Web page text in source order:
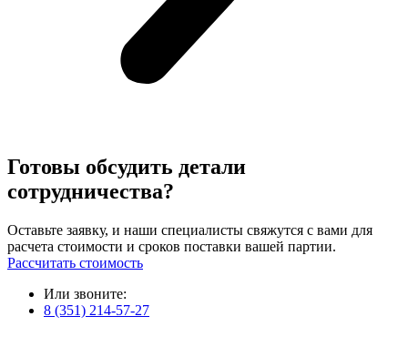
Готовы обсудить детали
сотрудничества?
Оставьте заявку, и наши специалисты свяжутся с вами для
расчета стоимости и сроков поставки вашей партии.
Рассчитать стоимость
Или звоните:
8 (351) 214-57-27